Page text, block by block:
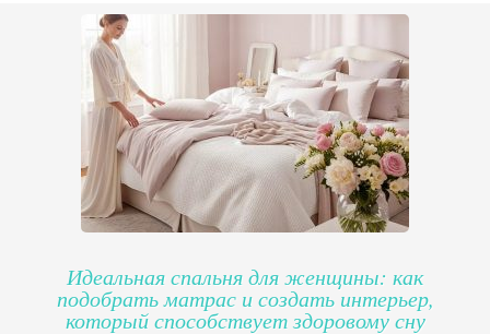
Идеальная спальня для женщины: как
подобрать матрас и создать интерьер,
который способствует здоровому сну